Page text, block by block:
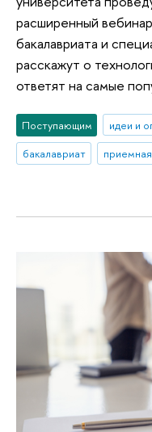
расширенный
бакалавриата и
расскажут о
ответят на самые
Поступающим идеи и
бакалавриат